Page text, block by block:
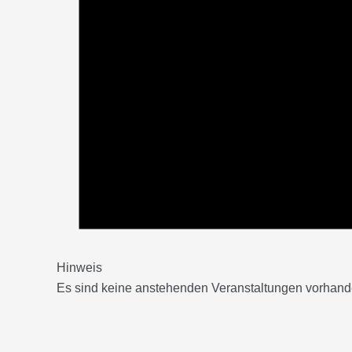
Hinweis
Es sind keine anstehenden Veranstaltungen